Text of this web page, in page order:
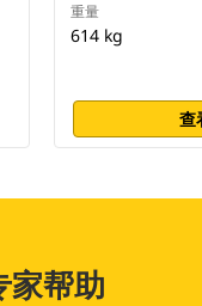
重量
614 kg
查
家帮助